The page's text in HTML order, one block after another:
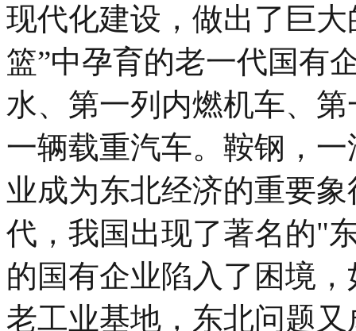
现代化建设，做出了巨
篮”中孕育的老一代国有
水、第一列内燃机车、
一辆载重汽车。鞍钢，
业成为东北经济的重要
代，我国出现了著名的"
的国有企业陷入了困境
老工业基地，东北问题